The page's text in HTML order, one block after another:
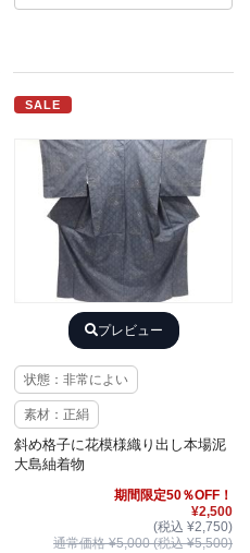
SALE
プレビュー
状態：非常によい
素材：正絹
斜め格子に花模様織り出し本場泥
大島紬着物
期間限定50％OFF！
¥2,500
(税込 ¥2,750)
通常価格 ¥5,000 (税込 ¥5,500)